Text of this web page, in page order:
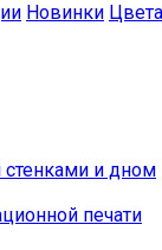
Новинки Цвета
и дном
печати